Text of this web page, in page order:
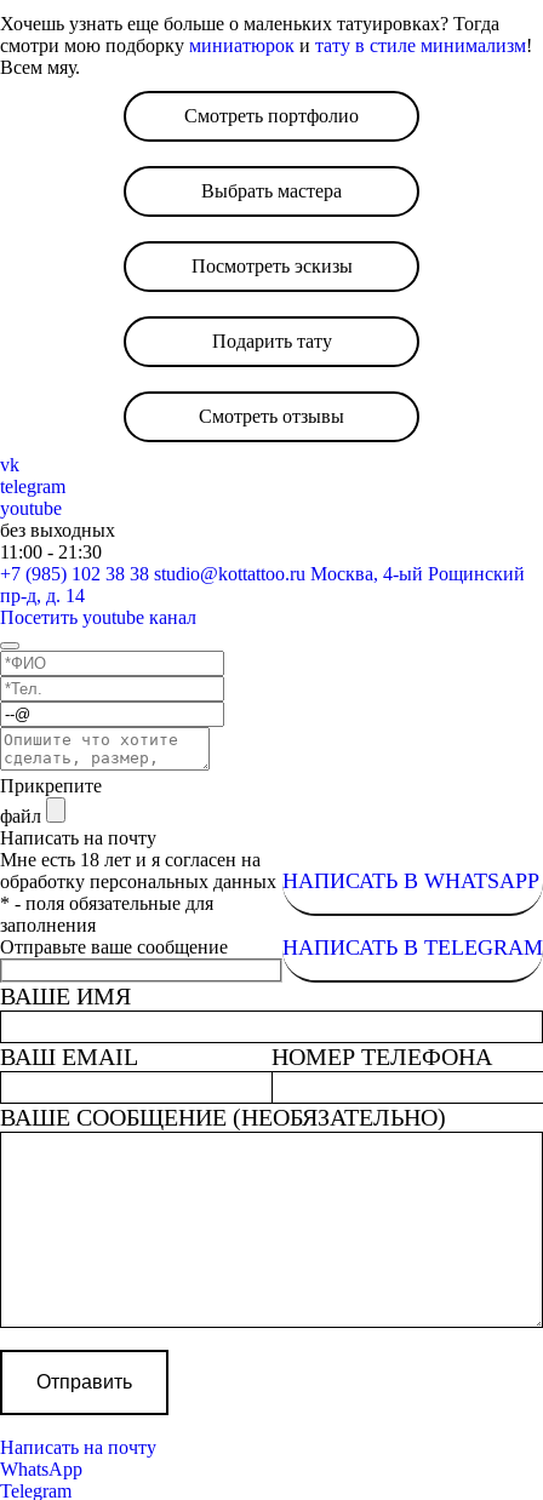
Хочешь узнать еще больше о маленьких татуировках? Тогда
смотри мою подборку миниатюрок и тату в стиле минимализм!
Всем мяу.
Смотреть портфолио
Выбрать мастера
Посмотреть эскизы
Подарить тату
Смотреть отзывы
vk
telegram
youtube
без выходных
11:00 - 21:30
+7 (985) 102 38 38 studio@kottattoo.ru Москва, 4-ый Рощинский
пр-д, д. 14
Посетить youtube канал
Прикрепите
файл
Написать на почту
НАПИСАТЬ В WHATSAPP
НАПИСАТЬ В TELEGRAM
Мне есть 18 лет и я согласен на
обработку персональных данных
* - поля обязательные для
заполнения
Отправьте ваше сообщение
ВАШЕ ИМЯ
ВАШ EMAIL НОМЕР ТЕЛЕФОНА
ВАШЕ СООБЩЕНИЕ (НЕОБЯЗАТЕЛЬНО)
Написать на почту
WhatsApp
Telegram